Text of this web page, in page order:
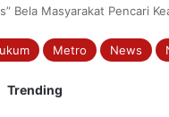
Bela Masyarakat Pencari
Metro News
Trending